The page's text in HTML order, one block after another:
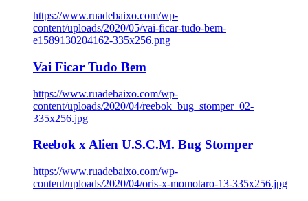
https://www.ruadebaixo.com/wp-
content/uploads/2020/05/vai-ficar-tudo-bem-
e1589130204162-335x256.png
Vai Ficar Tudo Bem
https://www.ruadebaixo.com/wp-
content/uploads/2020/04/reebok_bug_stomper_02-
335x256.jpg
Reebok x Alien U.S.C.M. Bug Stomper
https://www.ruadebaixo.com/wp-
content/uploads/2020/04/oris-x-momotaro-13-335x256.jpg